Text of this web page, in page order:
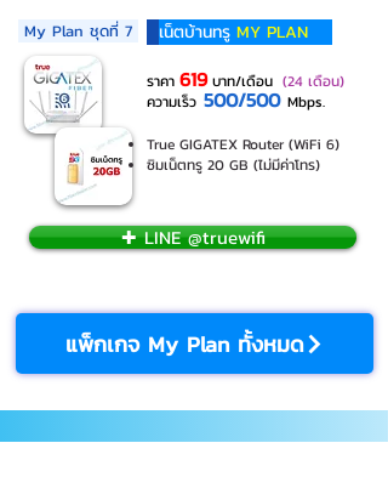
My Plan ชุดที่ 7 เน็ตบ้านทรู MY PLAN
ราคา 619บาท/เดือน (24 เดือน)
ความเร็ว 500/500 Mbps.
True GIGATEX Router (WiFi 6)
ซิมเน็ตทรู 20 GB (ไม่มีค่าโทร)
✚ LINE @truewifi
แพ็กเกจ My Plan ทั้งหมด